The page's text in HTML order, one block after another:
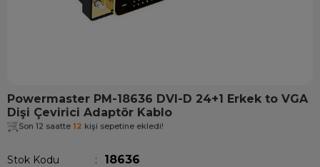
Powermaster PM-18636 DVI-D 24+1 Erkek to VGA
Dişi Çevirici Adaptör Kablo
Son 12 saatte 12 kişi sepetine ekledi!
Stok Kodu 18636